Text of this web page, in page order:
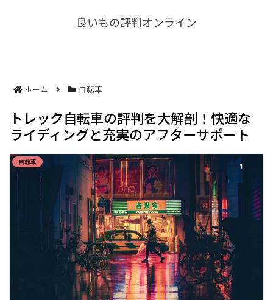
良いもの評判オンライン
ホーム 自転車
トレック自転車の評判を大解剖！快適な
ライディングと充実のアフターサポート
自転車